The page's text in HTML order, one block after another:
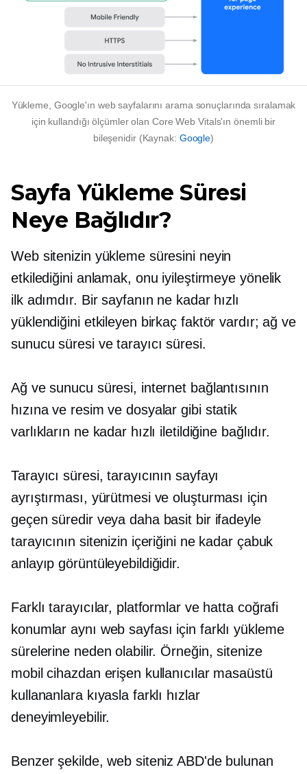
Yükleme, Google'ın web sayfalarını arama sonuçlarında sıralamak
için kullandığı ölçümler olan Core Web Vitals'ın önemli bir
bileşenidir (Kaynak: Google)
Sayfa Yükleme Süresi
Neye Bağlıdır?
Web sitenizin yükleme süresini neyin
etkilediğini anlamak, onu iyileştirmeye yönelik
ilk adımdır. Bir sayfanın ne kadar hızlı
yüklendiğini etkileyen birkaç faktör vardır; ağ ve
sunucu süresi ve tarayıcı süresi.
Ağ ve sunucu süresi, internet bağlantısının
hızına ve resim ve dosyalar gibi statik
varlıkların ne kadar hızlı iletildiğine bağlıdır.
Tarayıcı süresi, tarayıcının sayfayı
ayrıştırması, yürütmesi ve oluşturması için
geçen süredir veya daha basit bir ifadeyle
tarayıcının sitenizin içeriğini ne kadar çabuk
anlayıp görüntüleyebildiğidir.
Farklı tarayıcılar, platformlar ve hatta coğrafi
konumlar aynı web sayfası için farklı yükleme
sürelerine neden olabilir. Örneğin, sitenize
mobil cihazdan erişen kullanıcılar masaüstü
kullananlara kıyasla farklı hızlar
deneyimleyebilir.
Benzer şekilde, web siteniz ABD'de bulunan